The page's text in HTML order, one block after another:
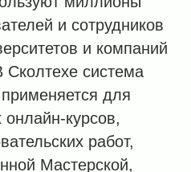
и сотрудников
и компаний
Сколтехе система
для
курсов,
работ,
Мастерской,